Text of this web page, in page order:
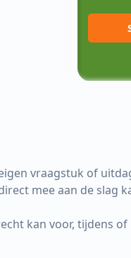
vraagstuk of
mee aan de slag
kan voor, tijdens